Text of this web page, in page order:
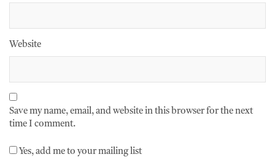
Website
Save my name, email, and website in this browser for the next
time I comment.
Yes, add me to your mailing list